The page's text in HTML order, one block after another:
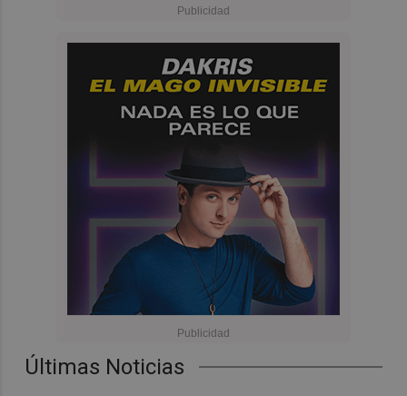
Últimas Noticias